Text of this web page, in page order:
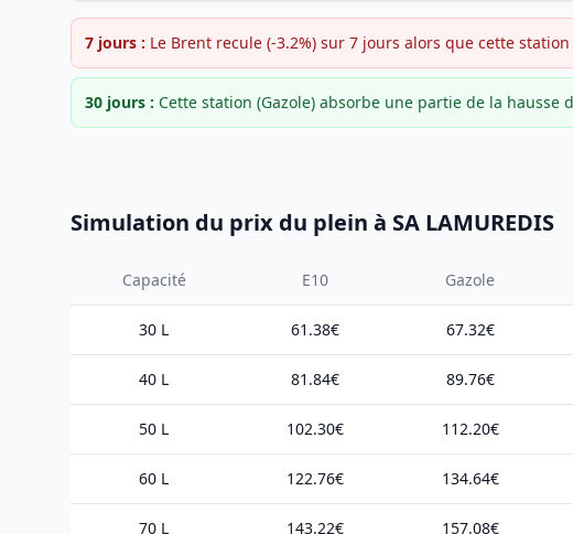
7 jours : Le Brent recule (-3.2%) sur 7 jours alors que cette
30 jours : Cette station (Gazole) absorbe une partie de la
Simulation du prix du plein à SA LAMUREDIS
Capacité E10 Gazole
30 L 61.38€ 67.32€
40 L 81.84€ 89.76€
50 L 102.30€ 112.20€
60 L 122.76€ 134.64€
70 L 143.22€ 157.08€